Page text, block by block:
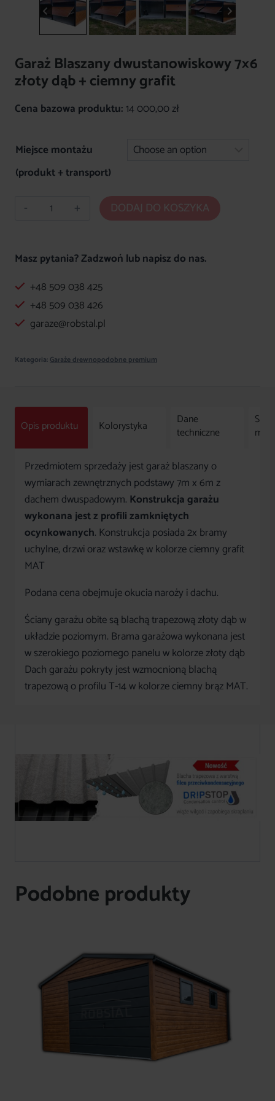
Garaż Blaszany dwustanowiskowy 7×6
złoty dąb + ciemny grafit
Cena bazowa produktu: 14 000,00zł
Miejsce montażu
(produkt + transport)
ilość
dwustanowiskowy
7x6
złoty
dąb
+
grafit
DODAJ DO KOSZYKA
Masz pytania? Zadzwoń lub napisz do nas.
+48 509 038 425
+48 509 038 426
garaze@robstal.pl
Kategoria: Garaże drewnopodobne premium
Opis produktu Kolorystyka
Dane
techniczne
Przedmiotem sprzedaży jest garaż blaszany o
wymiarach zewnętrznych podstawy 7m x 6m z
dachem dwuspadowym. Konstrukcja garażu
wykonana jest z profili zamkniętych
ocynkowanych. Konstrukcja posiada 2x bramy
uchylne, drzwi oraz wstawkę w kolorze ciemny grafit
MAT
Podana cena obejmuje okucia naroży i dachu.
Ściany garażu obite są blachą trapezową złoty dąb w
układzie poziomym. Brama garażowa wykonana jest
w szerokiego poziomego panelu w kolorze złoty dąb
Dach garażu pokryty jest wzmocnioną blachą
trapezową o profilu T-14 w kolorze ciemny brąz MAT.
Podobne produkty